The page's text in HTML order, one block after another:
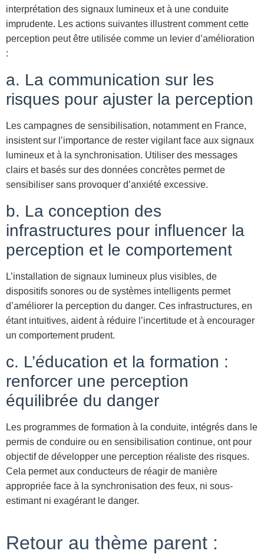
interprétation des signaux lumineux et à une conduite
imprudente. Les actions suivantes illustrent comment cette
perception peut être utilisée comme un levier d’amélioration
:
a. La communication sur les
risques pour ajuster la perception
Les campagnes de sensibilisation, notamment en France,
insistent sur l’importance de rester vigilant face aux signaux
lumineux et à la synchronisation. Utiliser des messages
clairs et basés sur des données concrètes permet de
sensibiliser sans provoquer d’anxiété excessive.
b. La conception des
infrastructures pour influencer la
perception et le comportement
L’installation de signaux lumineux plus visibles, de
dispositifs sonores ou de systèmes intelligents permet
d’améliorer la perception du danger. Ces infrastructures, en
étant intuitives, aident à réduire l’incertitude et à encourager
un comportement prudent.
c. L’éducation et la formation :
renforcer une perception
équilibrée du danger
Les programmes de formation à la conduite, intégrés dans le
permis de conduire ou en sensibilisation continue, ont pour
objectif de développer une perception réaliste des risques.
Cela permet aux conducteurs de réagir de manière
appropriée face à la synchronisation des feux, ni sous-
estimant ni exagérant le danger.
Retour au thème parent :